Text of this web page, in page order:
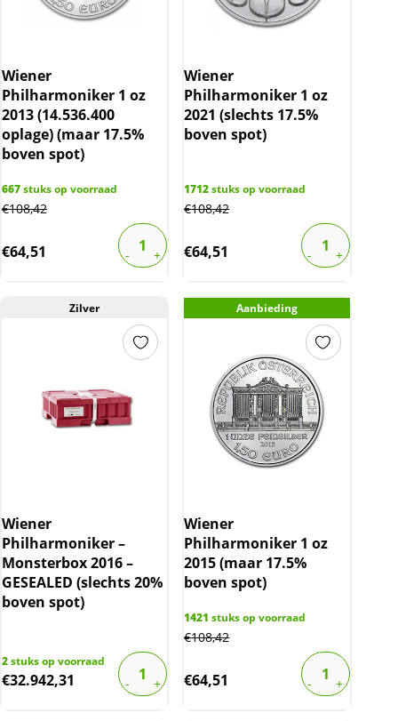
Wiener
Philharmoniker 1 oz
2013 (14.536.400
oplage) (maar 17.5%
boven spot)
667stuks op voorraad
€108,42
€64,51
Wiener
Philharmoniker 1 oz
2021 (slechts 17.5%
boven spot)
1712stuks op voorraad
€108,42
€64,51
Zilver
Wiener
Philharmoniker –
Monsterbox 2016 –
GESEALED (slechts 20%
boven spot)
2stuks op voorraad
€32.942,31
Aanbieding
Wiener
Philharmoniker 1 oz
2015 (maar 17.5%
boven spot)
1421 stuks op voorraad
€108,42
€64,51